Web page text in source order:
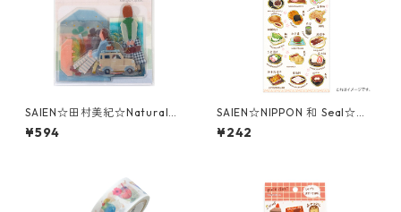
SAIEN☆田村美紀☆Natural☆
クリアフレークシール☆Y-00
39☆金箔押し
¥594
SAIEN☆NIPPON 和 Seal☆シ
ール☆和菓子（J222）
¥242